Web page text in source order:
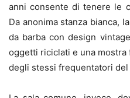
anni consente di tenere le
Da anonima stanza bianca,
da barba con design
oggetti riciclati e una
degli stessi frequentatori del